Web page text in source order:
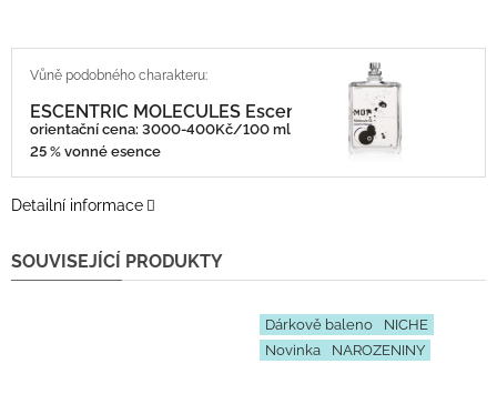
ESCENTRIC MOLECULES Escentric 01
orientační cena: 3000-400Kč/100 ml
25 % vonné esence
Detailní informace
SOUVISEJÍCÍ PRODUKTY
Dárkově baleno
NICHE
Novinka
NAROZENINY